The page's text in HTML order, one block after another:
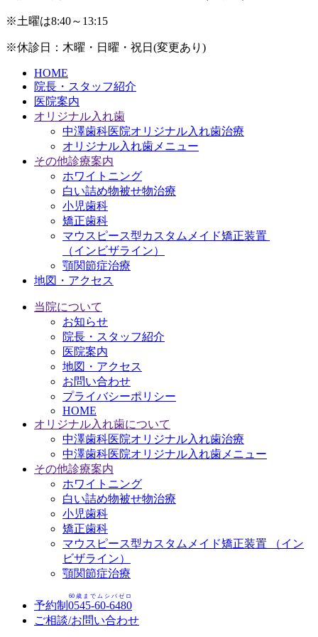
※土曜は8:40～13:15
※休診日：木曜・日曜・祝日(変更あり)
HOME
院長・スタッフ紹介
医院案内
オリジナル入れ歯
中澤歯科医院オリジナル入れ歯治療
オリジナル入れ歯メニュー
その他診療案内
ホワイトニング
白い詰め物被せ物治療
小児歯科
矯正歯科
マウスピース型カスタムメイド矯正装置
（インビザライン）
顎関節症治療
地図・アクセス
当院について
お知らせ
院長・スタッフ紹介
医院案内
地図・アクセス
お問い合わせ
プライバシーポリシー
HOME
オリジナル入れ歯について
中澤歯科医院オリジナル入れ歯治療
中澤歯科医院オリジナル入れ歯メニュー
その他診療案内
ホワイトニング
白い詰め物被せ物治療
小児歯科
矯正歯科
マウスピース型カスタムメイド矯正装置 （イン
ビザライン）
顎関節症治療
予約制 0545-60-6480
60歳までムシバゼロ
ご相談/お問い合わせ